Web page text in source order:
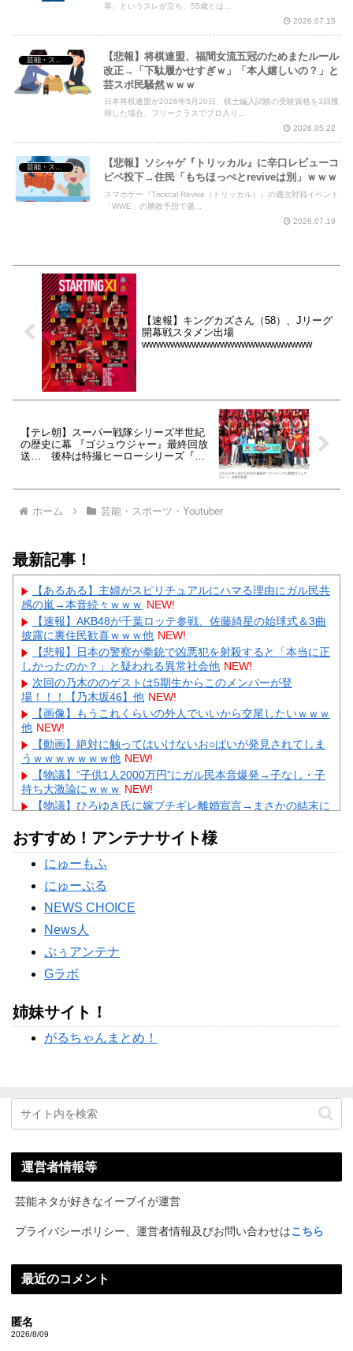
草」というスレが立ち、55歳とは...
2026.07.15
【悲報】将棋連盟、福間女流五冠のためまたルール
改正→「下駄履かせすぎｗ」「本人嬉しいの？」と
芸スポ民騒然ｗｗｗ
日本将棋連盟が2026年5月20日、棋士編入試験の受験資格を3回獲
得した場合、フリークラスでプロ入り...
2026.05.22
【悲報】ソシャゲ『トリッカル』に辛口レビューコ
ピペ投下→住民「もちほっぺとreviveは別」ｗｗｗ
スマホゲー『Trickcal Revive（トリッカル）』の週次対戦イベント
「WWE」の勝敗予想で盛...
2026.07.19
【速報】キングカズさん（58）、Jリーグ
開幕戦スタメン出場
wwwwwwwwwwwwwwwwwwwwwwww
【テレ朝】スーパー戦隊シリーズ半世紀
の歴史に幕 『ゴジュウジャー』最終回放
送… 後枠は特撮ヒーローシリーズ『超
ホーム 芸能・スポーツ・Youtuber
最新記事！
【あるある】主婦がスピリチュアルにハマる理由にガル民共
感の嵐→本音続々ｗｗｗ NEW!
【速報】AKB48が千葉ロッテ参戦、佐藤綺星の始球式＆3曲
披露に裏住民歓喜ｗｗｗ他 NEW!
【悲報】日本の警察が拳銃で凶悪犯を射殺すると「本当に正
しかったのか？」と疑われる異常社会他 NEW!
次回の乃木ののゲストは5期生からこのメンバーが登
場！！！【乃木坂46】他 NEW!
【画像】もうこれくらいの外人でいいから交尾したいｗｗｗ
他 NEW!
【動画】絶対に触ってはいけないお○ぱいが発見されてしま
うｗｗｗｗｗｗｗ他 NEW!
【物議】”子供1人2000万円”にガル民本音爆発→子なし・子
持ち大激論にｗｗｗ NEW!
【物議】ひろゆき氏に嫁ブチギレ離婚宣言→まさかの結末に
【続報】三山凌輝、あんかけパスタ店も割烹店もピンチ→ガ
ル民「自業自得」大合唱ｗｗｗ
【完全まとめ】旦那への不満・夫婦のすれ違い｜ガル民のリ
アル本音を総整理
Powered by livedoor 相互RSS
おすすめ！アンテナサイト様
にゅーもふ
にゅーぷる
NEWS CHOICE
News人
ぷぅアンテナ
Gラボ
姉妹サイト！
がるちゃんまとめ！
運営者情報等
芸能ネタが好きなイーブイが運営
プライバシーポリシー、運営者情報及びお問い合わせはこちら
最近のコメント
匿名
2026/8/09